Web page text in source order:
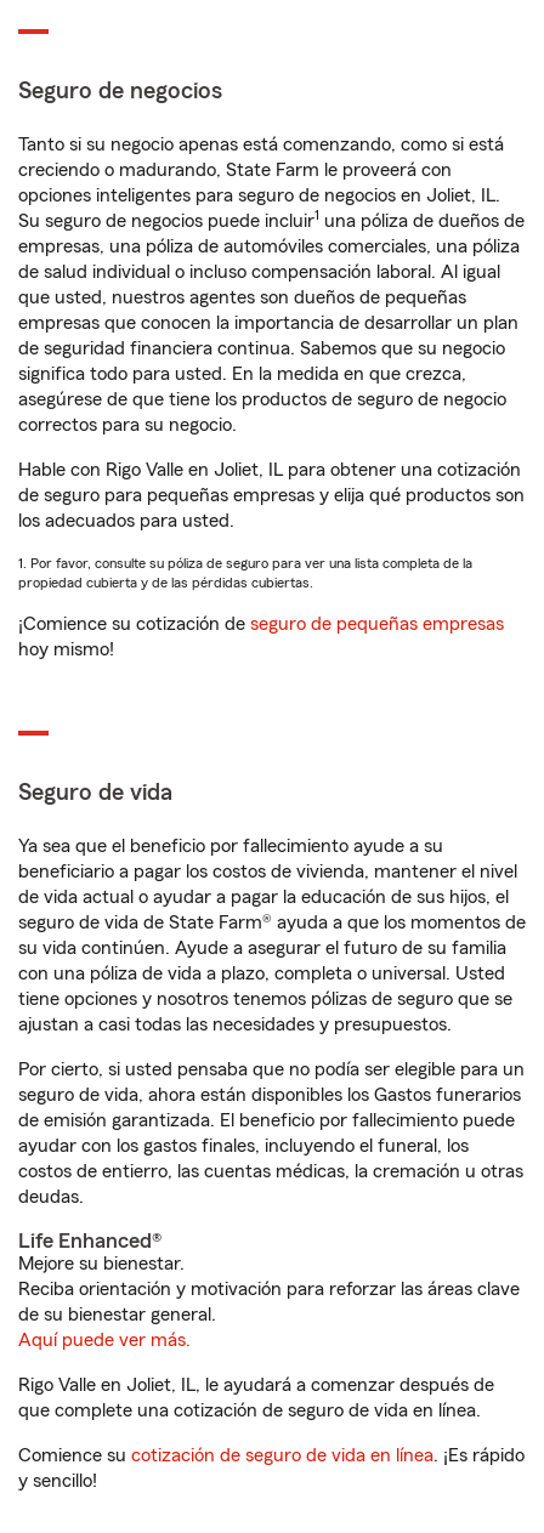
Seguro de negocios
Tanto si su negocio apenas está comenzando, como si está
creciendo o madurando, State Farm le proveerá con
opciones inteligentes para seguro de negocios en Joliet, IL.
Su seguro de negocios puede incluir1 una póliza de dueños de
empresas, una póliza de automóviles comerciales, una póliza
de salud individual o incluso compensación laboral. Al igual
que usted, nuestros agentes son dueños de pequeñas
empresas que conocen la importancia de desarrollar un plan
de seguridad financiera continua. Sabemos que su negocio
significa todo para usted. En la medida en que crezca,
asegúrese de que tiene los productos de seguro de negocio
correctos para su negocio.
Hable con Rigo Valle en Joliet, IL para obtener una cotización
de seguro para pequeñas empresas y elija qué productos son
los adecuados para usted.
1. Por favor, consulte su póliza de seguro para ver una lista completa de la
propiedad cubierta y de las pérdidas cubiertas.
¡Comience su cotización de seguro de pequeñas empresas
hoy mismo!
Seguro de vida
Ya sea que el beneficio por fallecimiento ayude a su
beneficiario a pagar los costos de vivienda, mantener el nivel
de vida actual o ayudar a pagar la educación de sus hijos, el
seguro de vida de State Farm® ayuda a que los momentos de
su vida continúen. Ayude a asegurar el futuro de su familia
con una póliza de vida a plazo, completa o universal. Usted
tiene opciones y nosotros tenemos pólizas de seguro que se
ajustan a casi todas las necesidades y presupuestos.
Por cierto, si usted pensaba que no podía ser elegible para un
seguro de vida, ahora están disponibles los Gastos funerarios
de emisión garantizada. El beneficio por fallecimiento puede
ayudar con los gastos finales, incluyendo el funeral, los
costos de entierro, las cuentas médicas, la cremación u otras
deudas.
Life Enhanced®
Mejore su bienestar.
Reciba orientación y motivación para reforzar las áreas clave
de su bienestar general.
Aquí puede ver más.
Rigo Valle en Joliet, IL, le ayudará a comenzar después de
que complete una cotización de seguro de vida en línea.
Comience su cotización de seguro de vida en línea. ¡Es rápido
y sencillo!